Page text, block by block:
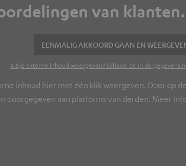
van klanten.
EENMALIG AKKOORD GAAN EN
Altijd externe inhoud weergeven? Schakel dit in de
inhoud hier met één klik weergeven. Door op
aan platforms van derden. Meer